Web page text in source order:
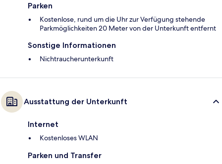
Parken
Kostenlose, rund um die Uhr zur Verfügung stehende
Parkmöglichkeiten 20 Meter von der Unterkunft entfernt
Sonstige Informationen
Nichtraucherunterkunft
Ausstattung der Unterkunft
Internet
Kostenloses WLAN
Parken und Transfer